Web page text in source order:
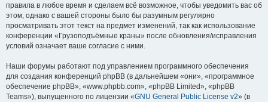
правила в любое время и сделаем всё возможное, чтобы уведомить вас об
этом, однако с вашей стороны было бы разумным регулярно
просматривать этот текст на предмет изменений, так как использование
конференции «Грузоподъёмные краны» после обновления/исправления
условий означает ваше согласие с ними.
Наши форумы работают под управлением программного обеспечения
для создания конференций phpBB (в дальнейшем «они», «программное
обеспечение phpBB», «www.phpbb.com», «phpBB Limited», «phpBB
Teams»), выпущенного по лицензии «GNU General Public License v2» (в